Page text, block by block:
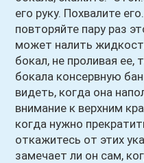
его руку. Похвалите
повторяйте пару раз
может налить
бокал, не проливая ее,
бокала консервную
видеть, когда она
внимание к верхним
когда нужно
откажитесь от этих
замечает ли он сам,